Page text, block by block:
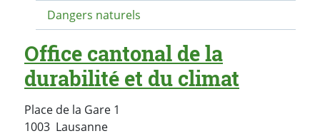
Dangers naturels
Office cantonal de la
durabilité et du climat
Place de la Gare 1
1003 LausanneSuisse